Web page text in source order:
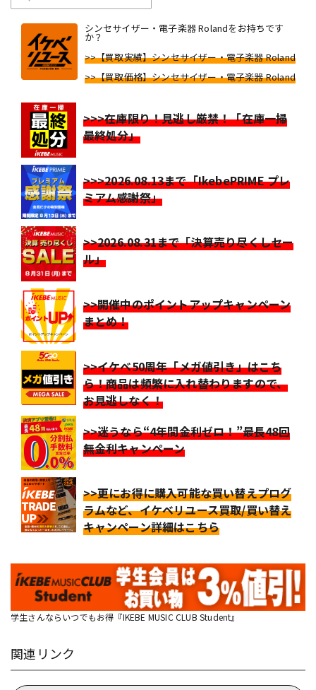
シンセサイザー・電子楽器 Rolandをお持ちです
か？
>>【買取実績】シンセサイザー・電子楽器 Roland
>>【買取価格】シンセサイザー・電子楽器 Roland
>>>在庫限り！見逃し厳禁！「在庫一掃
最終処分」
>>>2026.08.13まで「IkebePRIME プレ
ミアム感謝祭」
>>2026.08.31まで「決算売り尽くしセー
ル」
>>開催中のポイントアップキャンペーン
まとめ！
>>イケベ50周年「メガ値引き」はこち
ら！商品は頻繁に入れ替わりますので、
お見逃しなく！
>>迷うなら“4年間金利ゼロ！”最長48回
無金利キャンペーン
>>更にお得に購入可能な買い替えプログ
ラムなど、イケベリユース買取/買い替え
キャンペーン詳細はこちら
学生さんならいつでもお得『IKEBE MUSIC CLUB Student』
関連リンク